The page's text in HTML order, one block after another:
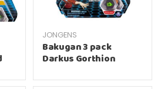
JONGENS
Bakugan 3 pack
Darkus Gorthion